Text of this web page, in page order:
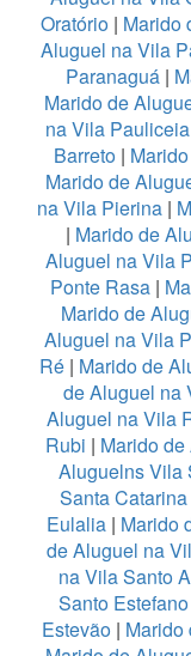
Oratório| Marido
Aluguel na Vila
Paranaguá|
Marido de
na Vila Pauliceia
Barreto|
Marido de
na Vila Pierina |
| Marido de
Aluguel na Vila
Ponte Rasa|
Marido de
Aluguel na Vila
Ré| Marido de
de Aluguel na
Aluguel na Vila
Rubi | Marido
Aluguelns Vila
Santa Catarina
Eulalia| Marido
de Aluguel na
na Vila Santo
Santo Estefano
Estevão | Marido